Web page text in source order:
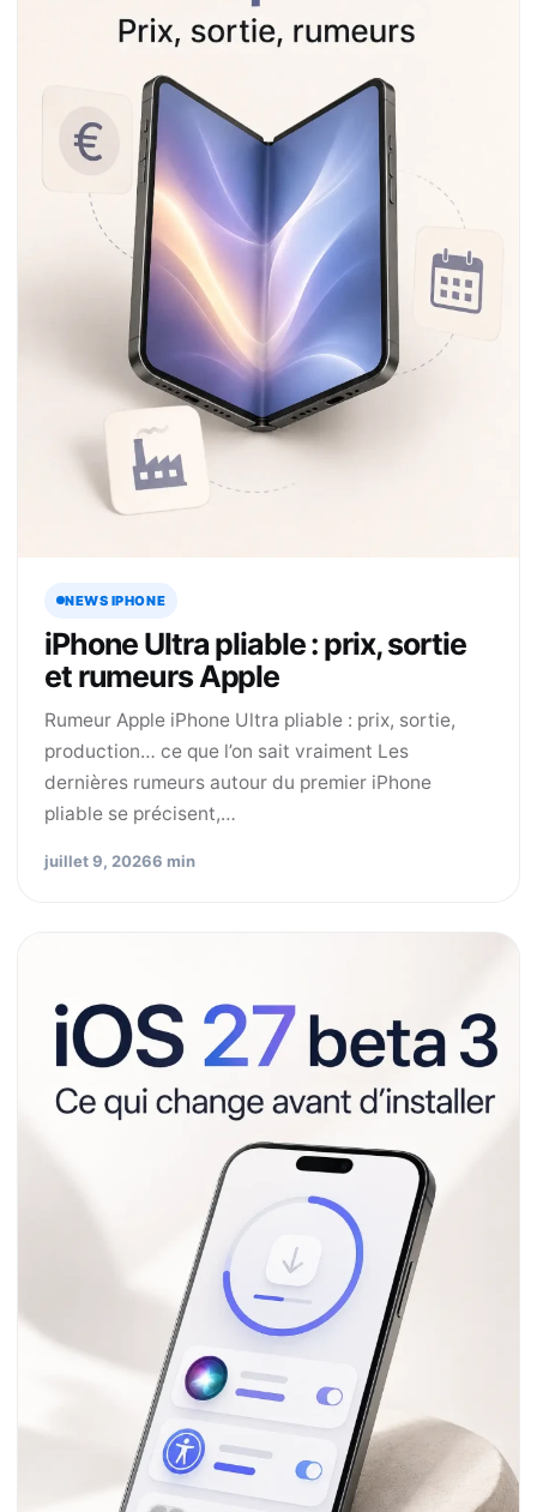
NEWS IPHONE
iPhone Ultra pliable : prix, sortie
et rumeurs Apple
Rumeur Apple iPhone Ultra pliable : prix, sortie,
production… ce que l’on sait vraiment Les
dernières rumeurs autour du premier iPhone
pliable se précisent,…
juillet 9, 20266 min